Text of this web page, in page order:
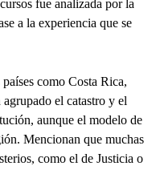
fue analizada por la
a la experiencia que se
como Costa Rica,
el catastro y el
aunque el modelo de
Mencionan que muchas
como el de Justicia o